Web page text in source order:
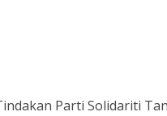
Parti Solidariti